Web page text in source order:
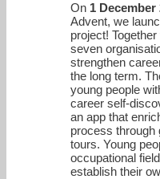
On 1 December
Advent, we
project!
seven
strengthen
the long term.
young people
career self-
an app that
process through
tours. Young
occupational
establish their